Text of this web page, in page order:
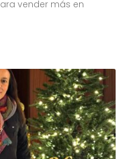
vender más en